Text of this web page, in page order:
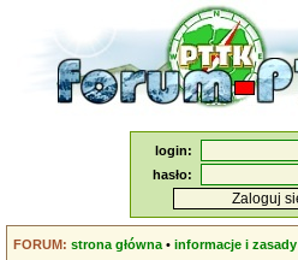
login:
hasło:
FORUM: strona główna •informacje i zasady